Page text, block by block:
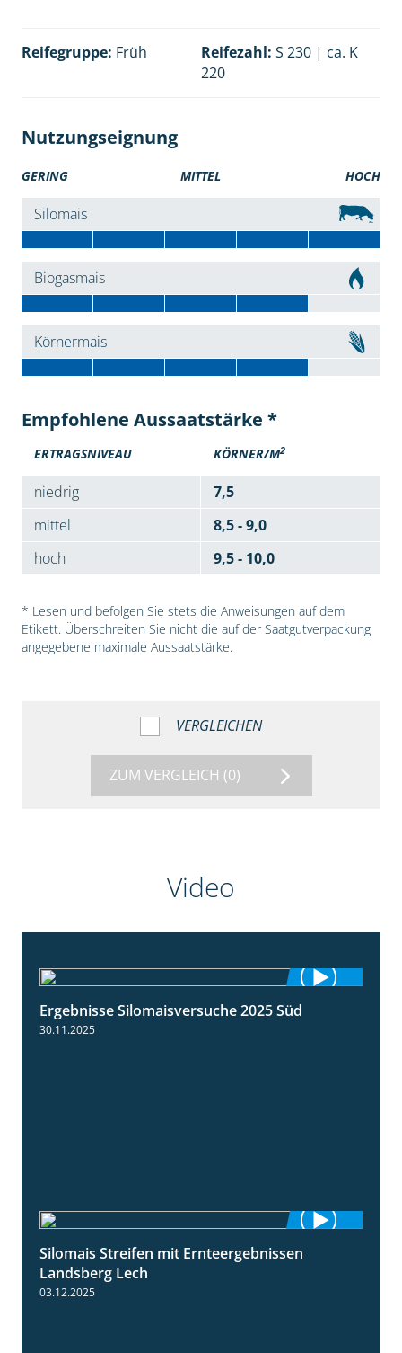
Reifegruppe: Früh Reifezahl: S 230 | ca. K
220
Nutzungseignung
GERING MITTEL HOCH
Silomais
Biogasmais
Körnermais
Empfohlene Aussaatstärke *
ERTRAGSNIVEAU KÖRNER/M2
niedrig
7,5
mittel
8,5 - 9,0
hoch
9,5 - 10,0
* Lesen und befolgen Sie stets die Anweisungen auf dem
Etikett. Überschreiten Sie nicht die auf der Saatgutverpackung
angegebene maximale Aussaatstärke.
VERGLEICHEN
ZUM VERGLEICH (0)
Video
Ergebnisse Silomaisversuche 2025 Süd
30.11.2025
11:01
Silomais Streifen mit Ernteergebnissen
Landsberg Lech
03.12.2025